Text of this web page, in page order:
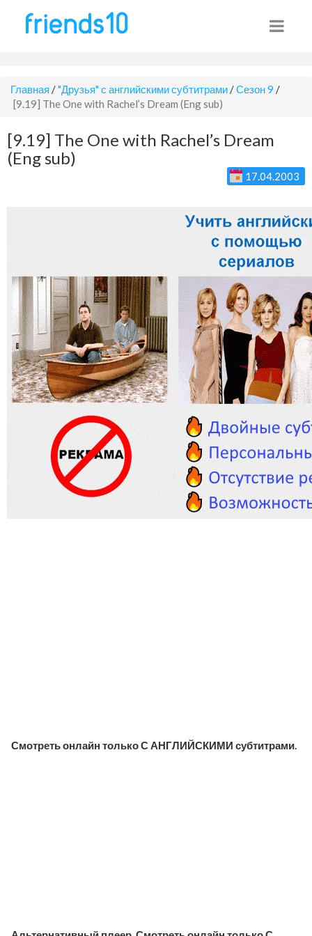
Главная /"Друзья" с английскими субтитрами /Сезон 9 /
[9.19] The One with Rachel’s Dream (Eng sub)
[9.19] The One with Rachel’s Dream
(Eng sub)
17.04.2003
Смотреть онлайн только С АНГЛИЙСКИМИ субтитрами.